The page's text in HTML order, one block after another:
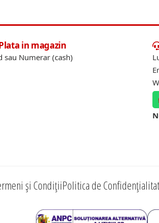
in magazin
sau Numerar (cash)
și CondițiiPolitica de